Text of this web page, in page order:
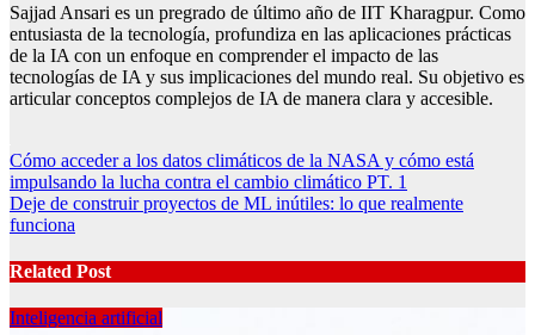
Sajjad Ansari es un pregrado de último año de IIT Kharagpur. Como
entusiasta de la tecnología, profundiza en las aplicaciones prácticas
de la IA con un enfoque en comprender el impacto de las
tecnologías de IA y sus implicaciones del mundo real. Su objetivo es
articular conceptos complejos de IA de manera clara y accesible.
Post
navigation
Cómo acceder a los datos climáticos de la NASA y cómo está
impulsando la lucha contra el cambio climático PT. 1
Deje de construir proyectos de ML inútiles: lo que realmente
funciona
Related Post
Inteligencia artificial